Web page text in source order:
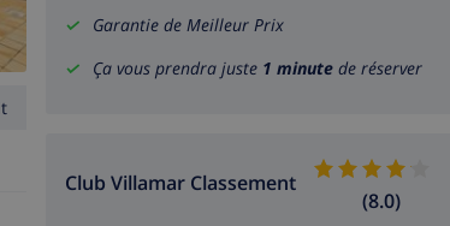
Garantie de Meilleur Prix
Ça vous prendra juste 1 minute de réserver
Club Villamar Classement
(8.0)